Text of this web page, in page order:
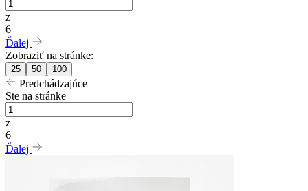
z
6
Ďalej
Zobraziť na stránke:
25 50 100
Predchádzajúce
Ste na stránke
z
6
Ďalej